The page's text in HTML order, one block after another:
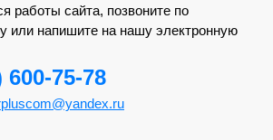
работы сайта, позвоните по
или напишите на нашу электронную
600-75-78